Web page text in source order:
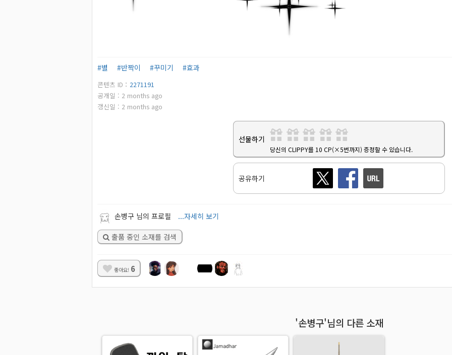
#별 #반짝이 #꾸미기 #효과
콘텐츠 ID： 2271191
공개일 : 2 months ago
갱신일 : 2 months ago
선물하기
당신의 CLIPPY를 10 CP(×5번까지) 증정할 수 있습니다.
공유하기
손병구 님의 프로필 ...자세히 보기
출품 중인 소재를 검색
좋아요! 6
'손병구'님의 다른 소재